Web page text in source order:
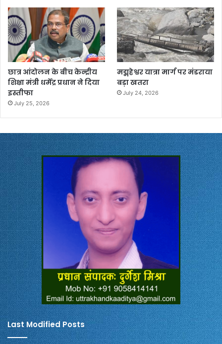
छात्र आंदोलन के बीच केन्द्रीय
शिक्षा मंत्री धर्मेंद्र प्रधान ने दिया
इस्तीफा
July 25, 2026
मद्महेश्वर यात्रा मार्ग पर मंडराया
बड़ा खतरा
July 24, 2026
Last Modified Posts